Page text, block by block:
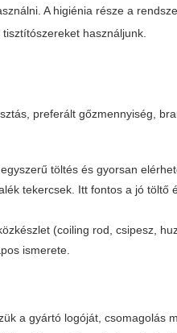
A higiénia része a
használjunk.
preferált gőzmennyiség,
töltés és gyorsan
tekercsek. Itt fontos a jó töltő
(coiling rod, csipesz,
ismerete.
a gyártó logóját, csomagolás